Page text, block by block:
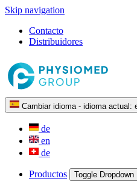
Skip navigation
Contacto
Distribuidores
Cambiar idioma - idioma actual:
de
en
de
Productos Toggle Dropdown